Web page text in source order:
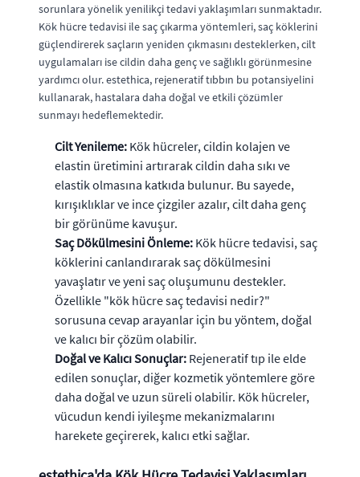
sorunlara yönelik yenilikçi tedavi yaklaşımları sunmaktadır.
Kök hücre tedavisi ile saç çıkarma yöntemleri, saç köklerini
güçlendirerek saçların yeniden çıkmasını desteklerken, cilt
uygulamaları ise cildin daha genç ve sağlıklı görünmesine
yardımcı olur. estethica, rejeneratif tıbbın bu potansiyelini
kullanarak, hastalara daha doğal ve etkili çözümler
sunmayı hedeflemektedir.
Cilt Yenileme: Kök hücreler, cildin kolajen ve
elastin üretimini artırarak cildin daha sıkı ve
elastik olmasına katkıda bulunur. Bu sayede,
kırışıklıklar ve ince çizgiler azalır, cilt daha genç
bir görünüme kavuşur.
Saç Dökülmesini Önleme: Kök hücre tedavisi, saç
köklerini canlandırarak saç dökülmesini
yavaşlatır ve yeni saç oluşumunu destekler.
Özellikle "kök hücre saç tedavisi nedir?"
sorusuna cevap arayanlar için bu yöntem, doğal
ve kalıcı bir çözüm olabilir.
Doğal ve Kalıcı Sonuçlar: Rejeneratif tıp ile elde
edilen sonuçlar, diğer kozmetik yöntemlere göre
daha doğal ve uzun süreli olabilir. Kök hücreler,
vücudun kendi iyileşme mekanizmalarını
harekete geçirerek, kalıcı etki sağlar.